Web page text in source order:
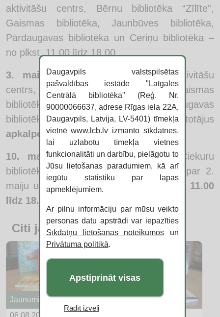
aktivitāšu centrs, Bērnu bibliotēka “Zīlīte”,
Gaismas bibliotēka, Jaunbūves bibliotēka,
Pārdaugavas bibliotēka un Ceriņu bibliotēka –
no plkst. 11.00 līdz 18.00.
3. maijāLCB, Ģimenes digitālo aktivitāšu
centrs, Bērnu bibliotēka “Zīlīte”, Gaismas
bibliotēka, Jaunbūves bibliotēka, Pārdaugavas
bibliotēka un Ceriņu bibliotēka lietotājus
apkalpos no plkst. 10.00 līdz 15.00.
10. maijāPiekrastes bibliotēka un Čiekuru
bibliotēka strādās pēc noteiktā grafika par 2.
maiju unapkalpos lietotājus no plkst. 11.00
līdz 18.00
Citi jaunumi
Jaunumi
06.08.2026
Daugavpils valstspilsētas
pašvaldības iestāde "Latgales
Centrālā bibliotēka" (Reģ. Nr.
90000066637, adrese Rīgas iela 22A,
Daugavpils, Latvija, LV-5401) tīmekļa
vietnē www.lcb.lv izmanto sīkdatnes,
lai uzlabotu tīmekļa vietnes
funkcionalitāti un darbību, pielāgotu to
Jūsu lietošanas paradumiem, kā arī
iegūtu statistiku par lapas
apmeklējumiem.
Ar pilnu informāciju par mūsu veikto
personas datu apstrādi var iepazīties
Sīkdatņu lietošanas noteikumos un
Privātuma politikā.
Apstiprināt visas
Rādīt izvēli